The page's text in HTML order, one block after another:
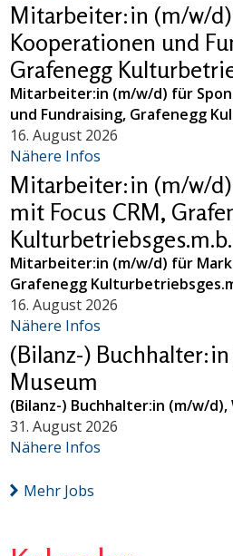
Mitarbeiter:in (m/w/
Kooperationen und
Grafenegg
Mitarbeiter:in (m/w/d) für
und Fundraising, Grafenegg
16. August 2026
Nähere Infos
Mitarbeiter:in (m/w/
mit Focus CRM,
Mitarbeiter:in (m/w/d) für
Grafenegg
16. August 2026
Nähere Infos
(Bilanz-)
Museum
(Bilanz-) Buchhalter:in (m/w/d),
31. August 2026
Nähere Infos
Mehr Jobs